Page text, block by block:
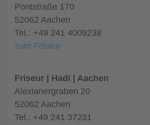
Pontstraße 170
52062 Aachen
Tel.: +49 241 4009238
zum Friseur
Friseur | Hadi | Aachen
Alexianergraben 20
52062 Aachen
Tel.: +49 241 37231